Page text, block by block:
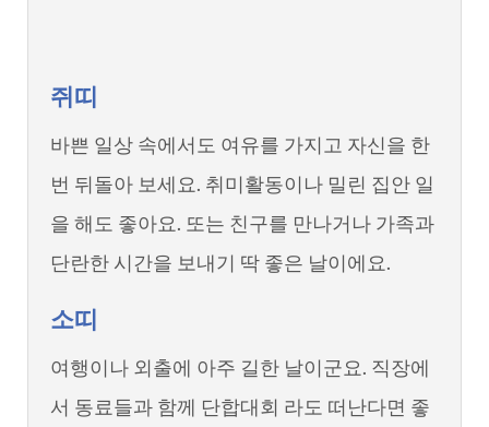
쥐띠
바쁜 일상 속에서도 여유를 가지고 자신을 한
번 뒤돌아 보세요. 취미활동이나 밀린 집안 일
을 해도 좋아요. 또는 친구를 만나거나 가족과
단란한 시간을 보내기 딱 좋은 날이에요.
소띠
여행이나 외출에 아주 길한 날이군요. 직장에
서 동료들과 함께 단합대회 라도 떠난다면 좋